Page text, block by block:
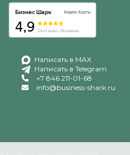
Написать в MAX
Написать в Telegram
+7 846 211-01-68
info@business-shark.ru